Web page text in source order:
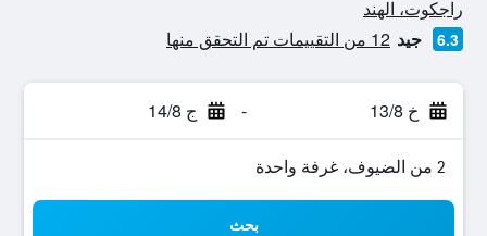
راجكوت، الهند
6.3 جيد 12 من التقييمات تم التحقق منها
خ 13/8 - ج 14/8
2 من الضيوف، غرفة واحدة
بحث